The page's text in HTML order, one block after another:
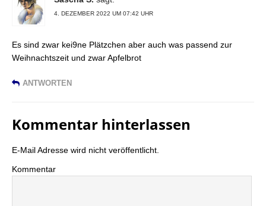
4. DEZEMBER 2022 UM 07:42 UHR
Es sind zwar kei9ne Plätzchen aber auch was passend zur
Weihnachtszeit und zwar Apfelbrot
ANTWORTEN
Kommentar hinterlassen
E-Mail Adresse wird nicht veröffentlicht.
Kommentar